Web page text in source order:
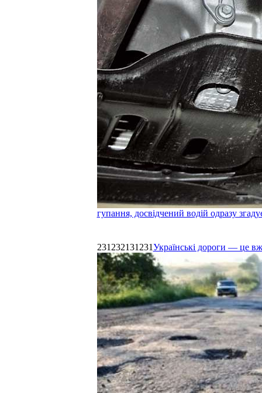
гупання, досвідчений водій одразу
231232131231Українські дороги — це